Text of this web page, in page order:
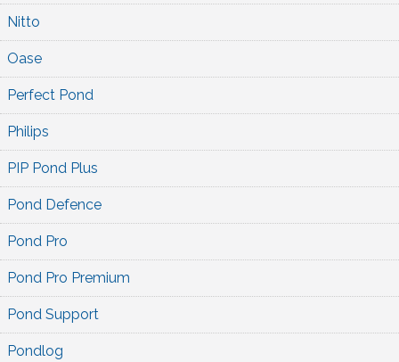
Nitto
Oase
Perfect Pond
Philips
PIP Pond Plus
Pond Defence
Pond Pro
Pond Pro Premium
Pond Support
Pondlog